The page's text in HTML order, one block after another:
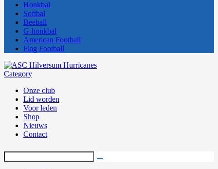
Honkbal
Softbal
Beeball
G-honkbal
American Football
Flag Football
Category
Onze club
Lid worden
Voor leden
Shop
Nieuws
Contact